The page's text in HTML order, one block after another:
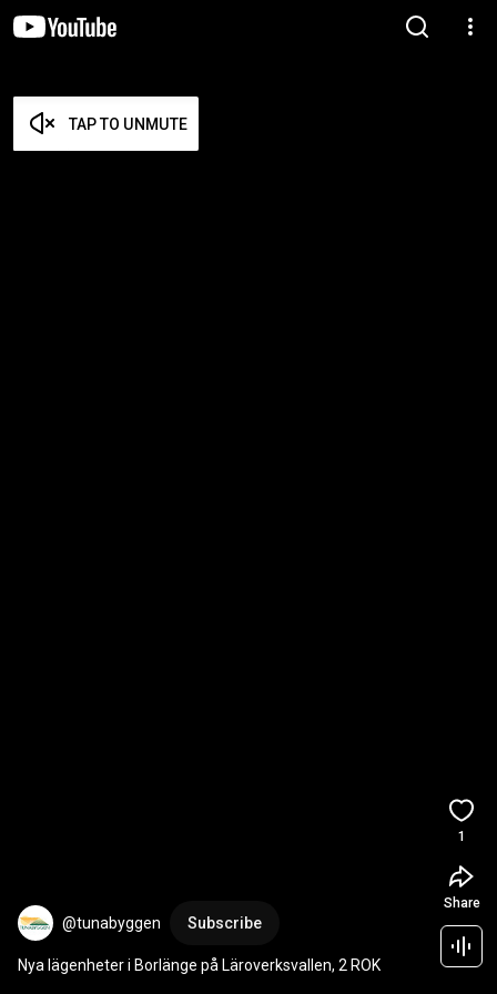
TAP TO UNMUTE
@tunabyggen Subscribe
Nya lägenheter i Borlänge på Läroverksvallen, 2 ROK
1
Share